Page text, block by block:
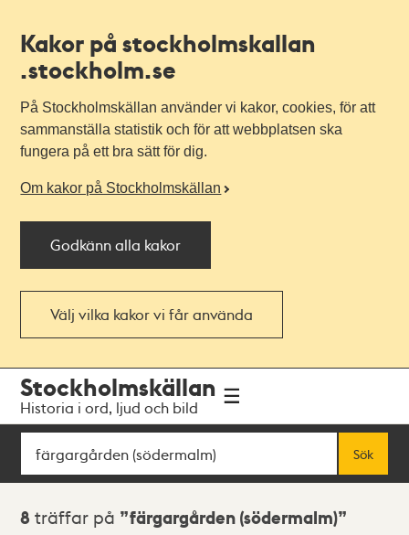
Kakor på stockholmskallan
.stockholm.se
På Stockholmskällan använder vi kakor, cookies, för att
sammanställa statistik och för att webbplatsen ska
fungera på ett bra sätt för dig.
Om kakor på Stockholmskällan
Godkänn alla kakor
Välj vilka kakor vi får använda
navigationen
huvudinnehållet
Stockholmskällan
Historia i ord, ljud och bild
Sök
Sök
Sökresultat
8 träffar på färgargården (södermalm)